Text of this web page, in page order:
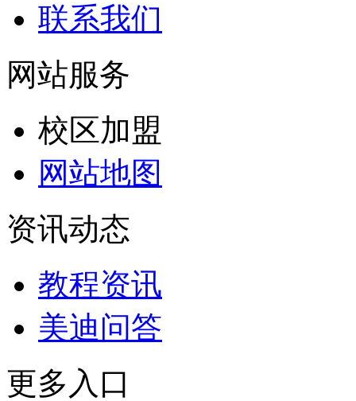
联系我们
网站服务
校区加盟
网站地图
资讯动态
教程资讯
美迪问答
更多入口